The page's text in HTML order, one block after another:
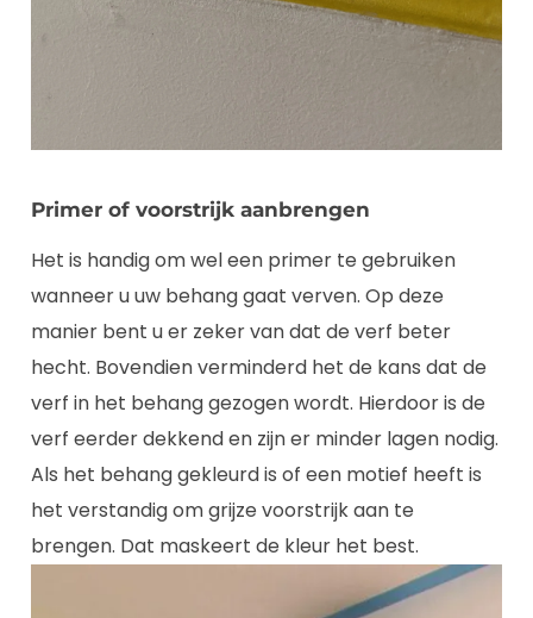
Primer of voorstrijk aanbrengen
Het is handig om wel een primer te gebruiken
wanneer u uw behang gaat verven. Op deze
manier bent u er zeker van dat de verf beter
hecht. Bovendien verminderd het de kans dat de
verf in het behang gezogen wordt. Hierdoor is de
verf eerder dekkend en zijn er minder lagen nodig.
Als het behang gekleurd is of een motief heeft is
het verstandig om grijze voorstrijk aan te
brengen. Dat maskeert de kleur het best.